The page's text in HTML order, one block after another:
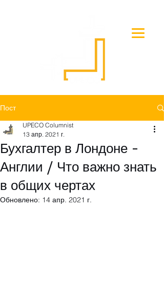
Пост
Бухгалтер в Лондоне -
Англии / Что важно знать
в общих чертах
UPECO Columnist
13 апр. 2021 г.
Обновлено: 14 апр. 2021 г.